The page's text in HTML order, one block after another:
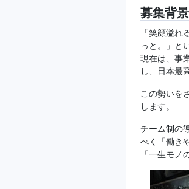
募集背景
「笑顔溢
っと。」と
現在は、事
し、日本最
この勢いを
します。
チーム制の
べく「働き
「一生モ